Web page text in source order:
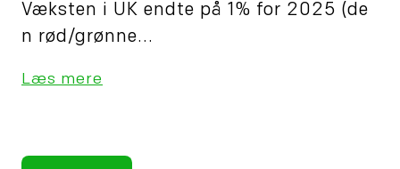
Væksten i UK endte på 1% for 2025 (de
n rød/grønne...
Læs mere